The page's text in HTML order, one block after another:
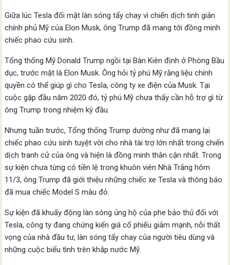
Giữa lúc Tesla đối mặt làn sóng tẩy chay vì chiến dịch tinh giản
chính phủ Mỹ của Elon Musk, ông Trump đã mang tới đồng minh
chiếc phao cứu sinh.
Tổng thống Mỹ Donald Trump ngồi tại Bàn Kiên định ở Phòng Bầu
dục, trước mặt là Elon Musk. Ông hỏi tỷ phú Mỹ rằng liệu chính
quyền có thể giúp gì cho Tesla, công ty xe điện của Musk. Tại
cuộc gặp đầu năm 2020 đó, tỷ phú Mỹ chưa thấy cần hỗ trợ gì từ
ông Trump trong nhiệm kỳ đầu.
Nhưng tuần trước, Tổng thống Trump dường như đã mang lại
chiếc phao cứu sinh tuyệt vời cho nhà tài trợ lớn nhất trong chiến
dịch tranh cử của ông và hiện là đồng minh thân cận nhất. Trong
sự kiện chưa từng có tiền lệ trong khuôn viên Nhà Trắng hôm
11/3, ông Trump đã giới thiệu những chiếc xe Tesla và thông báo
đã mua chiếc Model S màu đỏ.
Sự kiện đã khuấy động làn sóng ủng hộ của phe bảo thủ đối với
Tesla, công ty đang chứng kiến giá cổ phiếu giảm mạnh, nỗi thất
vọng của nhà đầu tư, làn sóng tẩy chay của người tiêu dùng và
những cuộc biểu tình trên khắp nước Mỹ.